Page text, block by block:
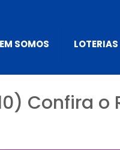
SOMOS LOTERIAS
Confira o